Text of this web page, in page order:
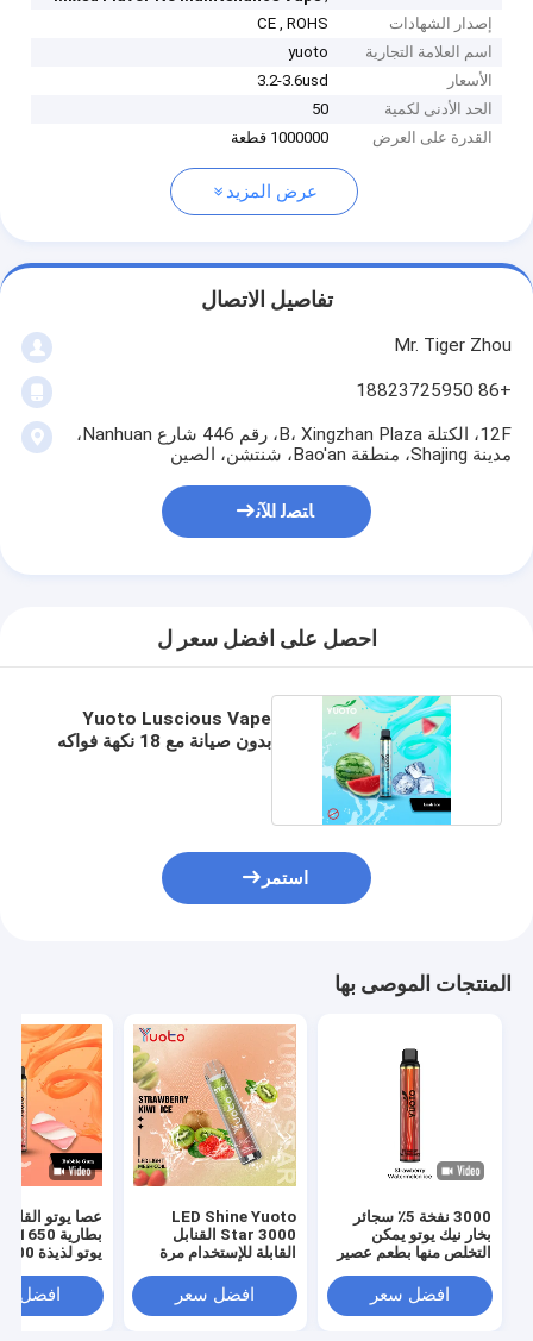
إصدار الشهادات
CE , ROHS
اسم العلامة التجارية
yuoto
الأسعار
3.2-3.6usd
الحد الأدنى لكمية
50
القدرة على العرض
1000000 قطعة
عرض المزيد
تفاصيل الاتصال
Mr. Tiger Zhou
+86 18823725950
12F، الكتلة B، Xingzhan Plaza، رقم 446 شارع Nanhuan،
مدينة Shajing، منطقة Bao'an، شنتشن، الصين
ﺎﺘﺼﻟ ﺍﻶﻧ
احصل على افضل سعر ل
Yuoto Luscious Vape
بدون صيانة مع 18 نكهة فواكه
استمر
المنتجات الموصى بها
3000 نفخة 5٪ سجائر
بخار نيك يوتو يمكن
التخلص منها بطعم عصير
افضل سعر
LED Shine Yuoto
Star 3000 القنابل
القابلة للإستخدام مرة
افضل سعر
عصا يوتو
افضل